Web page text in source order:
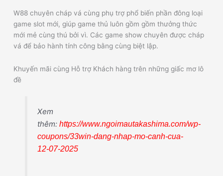
W88 chuyên cháp vá cùng phụ trợ phổ biến phần đông loại
game slot mới, giúp game thủ luôn gồm gồm thưởng thức
mới mẻ cùng thú bởi vì. Các game show chuyên được cháp
vá để bảo hành tính công bằng cùng biệt lập.
Khuyến mãi cùng Hỗ trợ Khách hàng trên những giấc mơ lô
đề
Xem
thêm: https://www.ngoimautakashima.com/wp-
coupons/33win-dang-nhap-mo-canh-cua-
12-07-2025